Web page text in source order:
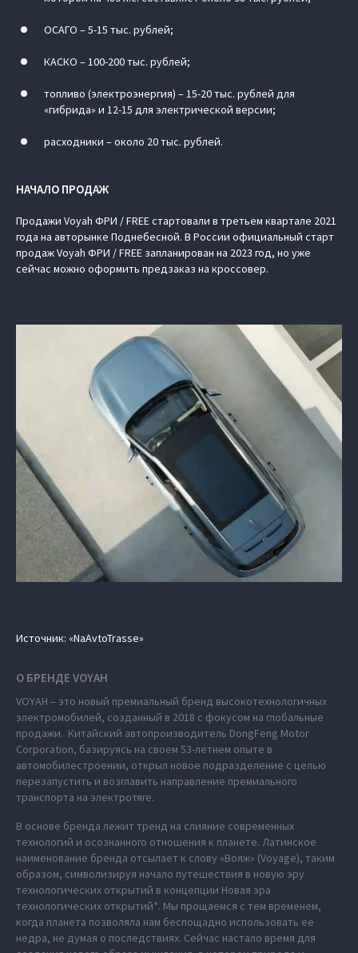
ОСАГО – 5-15 тыс. рублей;
КАСКО – 100-200 тыс. рублей;
топливо (электроэнергия) – 15-20 тыс. рублей для
«гибрида» и 12-15 для электрической версии;
расходники – около 20 тыс. рублей.
НАЧАЛО ПРОДАЖ
Продажи Voyah ФРИ / FREE стартовали в третьем квартале 2021
года на авторынке Поднебесной. В России официальный старт
продаж Voyah ФРИ / FREE запланирован на 2023 год, но уже
сейчас можно оформить предзаказ на кроссовер.
Источник: «NaAvtoTrasse»
О БРЕНДЕ VOYAH
VOYAH – это новый премиальный бренд высокотехнологичных
электромобилей, созданный в 2018 с фокусом на глобальные
продажи. Китайский автопроизводитель DongFeng Motor
Corporation, базируясь на своем 53-летнем опыте в
автомобилестроении, открыл новое подразделение с целью
перезапустить и возглавить направление премиального
транспорта на электротяге.
В основе бренда лежит тренд на слияние современных
технологий и осознанного отношения к планете. Латинское
наименование бренда отсылает к слову «Вояж» (Voyage), таким
образом, символизируя начало путешествия в новую эру
технологических открытий в концепции Новая эра
технологических открытий*. Мы прощаемся с тем временем,
когда планета позволяла нам беспощадно использовать ее
недра, не думая о последствиях. Сейчас настало время для